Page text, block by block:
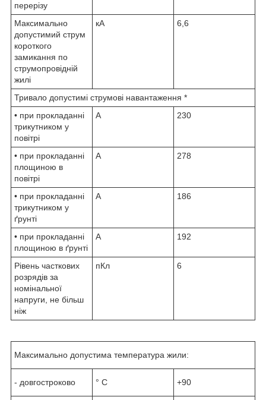
перерізу
Максимально
допустимий струм
короткого
замикання по
струмопровідній
жилі
кА 6,6
Тривало допустимі струмові навантаження *
• при прокладанні
трикутником у
повітрі
А 230
• при прокладанні
площиною в
повітрі
А 278
• при прокладанні
трикутником у
ґрунті
А 186
• при прокладанні
площиною в ґрунті
А 192
Рівень часткових
розрядів за
номінальної
напруги, не більш
ніж
пКл 6
Максимально допустима температура жили:
- довгостроково ° С +90